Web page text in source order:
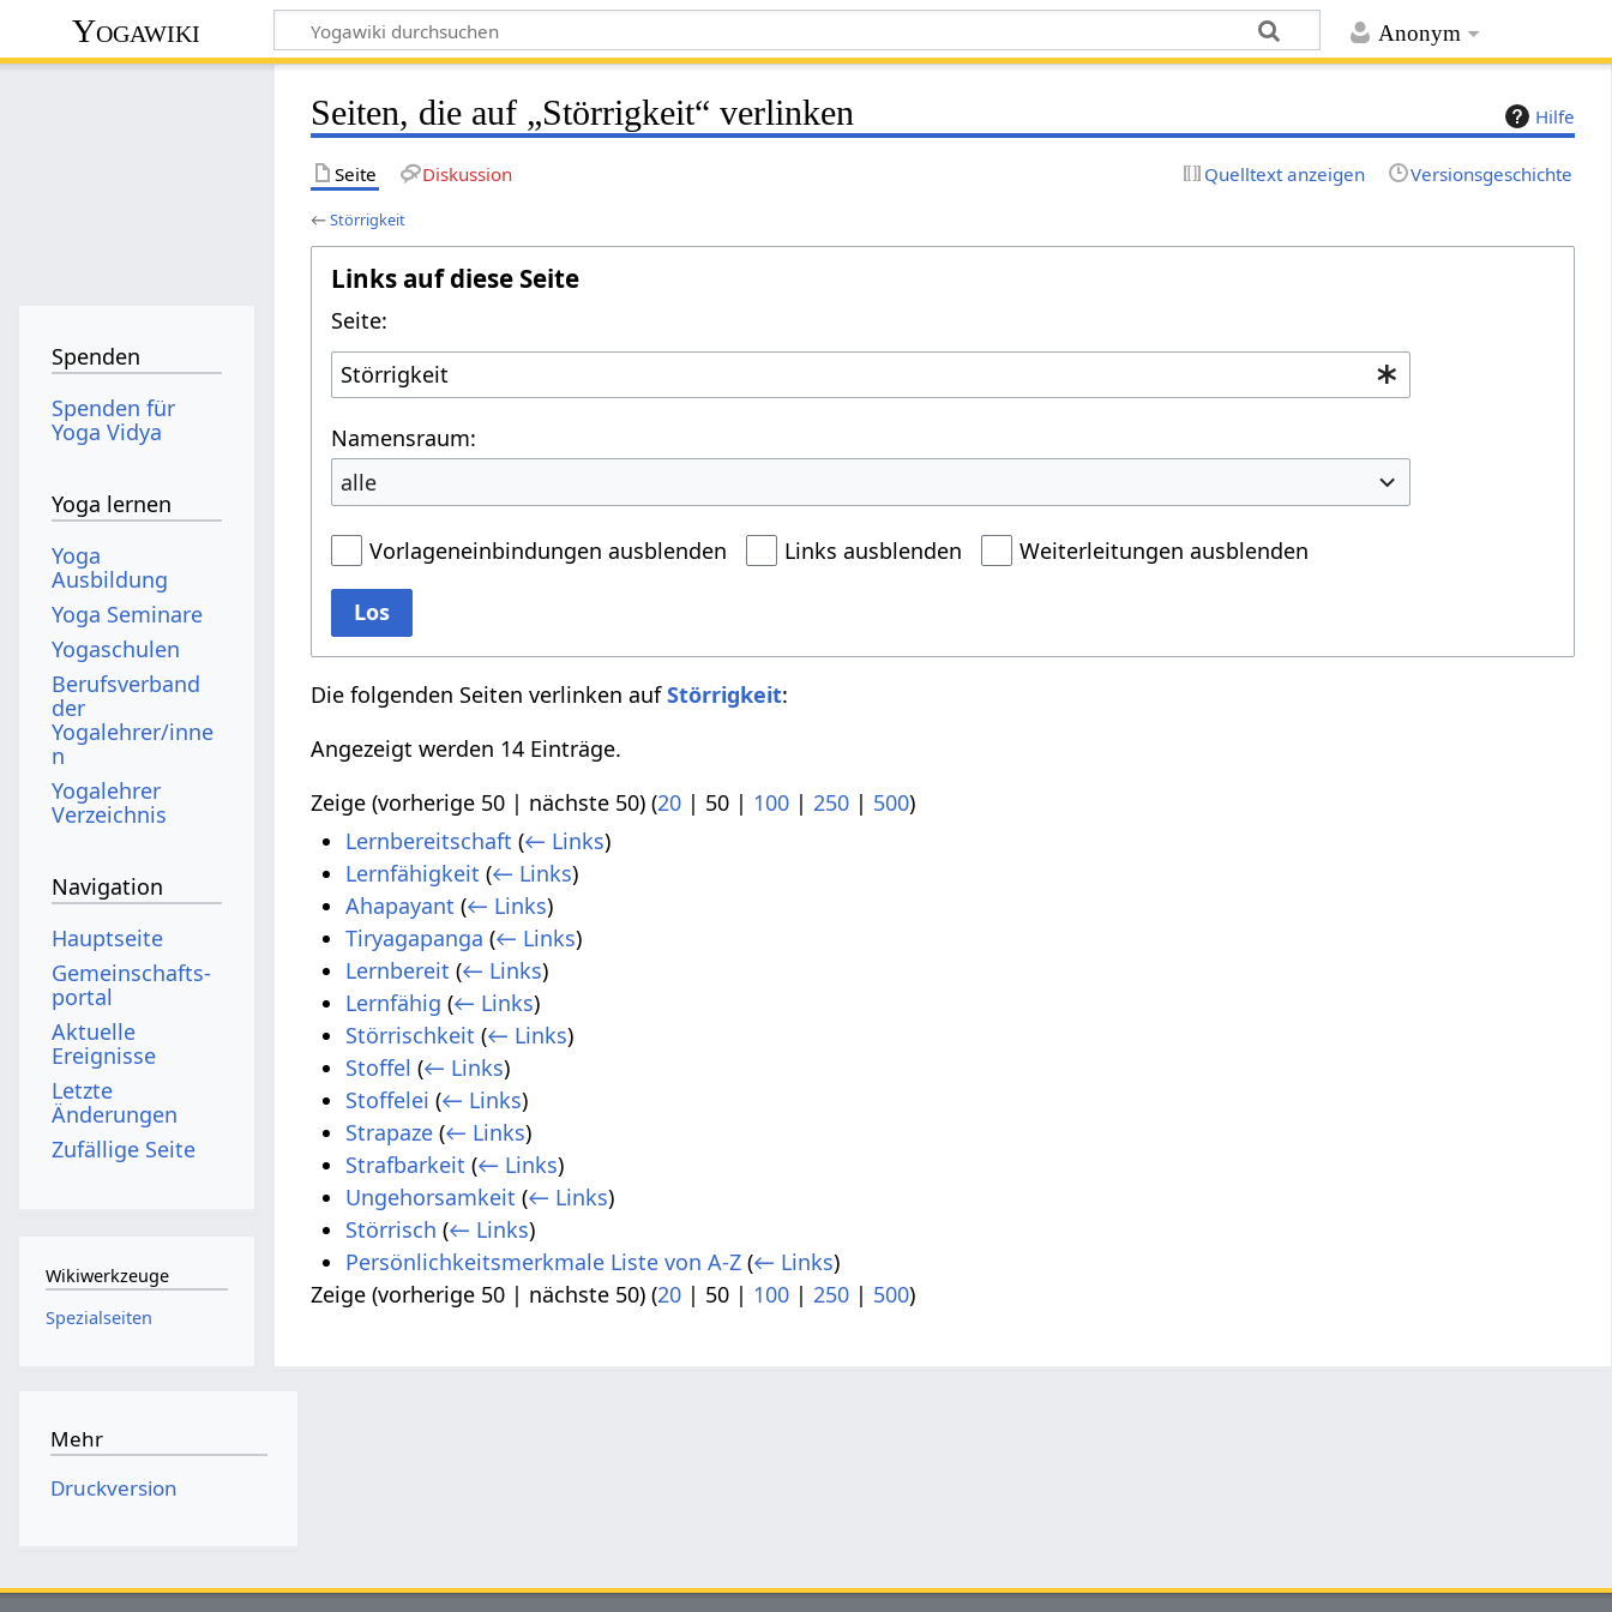
Anonym
Yogawiki
Hilfe
Seiten, die auf „Störrigkeit“ verlinken
Seite Diskussion Quelltext anzeigen Versionsgeschichte
←Störrigkeit
Links auf diese Seite
Seite:
Namensraum:
alle
Vorlageneinbindungen ausblenden Links ausblenden Weiterleitungen ausblenden
Los
Die folgenden Seiten verlinken aufStörrigkeit:
Angezeigt werden 14 Einträge.
Zeige (vorherige 50 | nächste 50) (20 | 50 | 100 |250 | 500)
Lernbereitschaft (← Links)
Lernfähigkeit (← Links)
Ahapayant (← Links)
Tiryagapanga (← Links)
Lernbereit (← Links)
Lernfähig (← Links)
Störrischkeit (← Links)
Stoffel (← Links)
Stoffelei (← Links)
Strapaze (← Links)
Strafbarkeit (← Links)
Ungehorsamkeit (← Links)
Störrisch (← Links)
Persönlichkeitsmerkmale Liste von A-Z (← Links)
Zeige (vorherige 50 | nächste 50) (20 | 50 | 100 |250 | 500)
Spenden
Spenden für
Yoga Vidya
Yoga lernen
Yoga
Ausbildung
Yoga Seminare
Yogaschulen
Berufsverband
der
Yogalehrer/inne
n
Yogalehrer
Verzeichnis
Navigation
Hauptseite
Gemeinschafts­
portal
Aktuelle
Ereignisse
Letzte
Änderungen
Zufällige Seite
Wikiwerkzeuge
Spezialseiten
Mehr
Druckversion